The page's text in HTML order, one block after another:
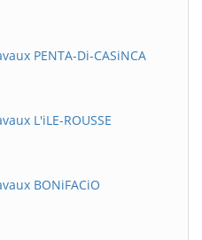
PENTA-Di-CASiNCA
L'iLE-ROUSSE
BONiFACiO